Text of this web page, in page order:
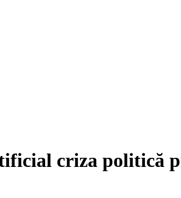
criza politică